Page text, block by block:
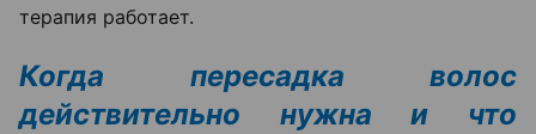
терапия работает.
Когда пересадка волос
действительно нужна и что